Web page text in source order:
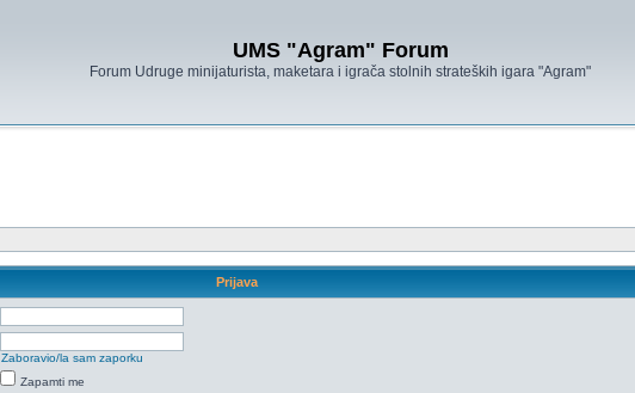
UMS "Agram" Forum
Forum Udruge minijaturista, maketara i igrača stolnih strateških igara "Agram"
Prijava
Zaboravio/la sam zaporku
Zapamti me